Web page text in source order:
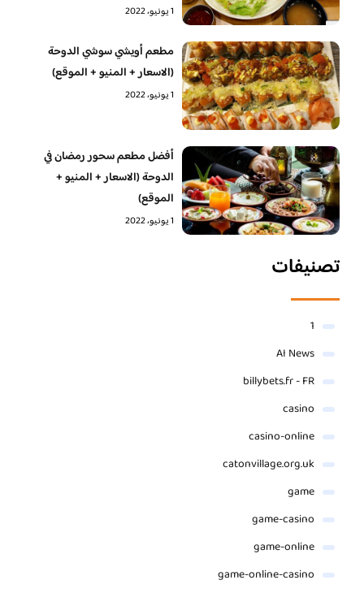
1 يونيو، 2022
مطعم أويشي سوشي الدوحة
(الاسعار + المنيو + الموقع)
1 يونيو، 2022
أفضل مطعم سحور رمضان في
الدوحة (الاسعار + المنيو +
الموقع)
1 يونيو، 2022
تصنيفات
1
AI News
billybets.fr - FR
casino
casino-online
catonvillage.org.uk
game
game-casino
game-online
game-online-casino